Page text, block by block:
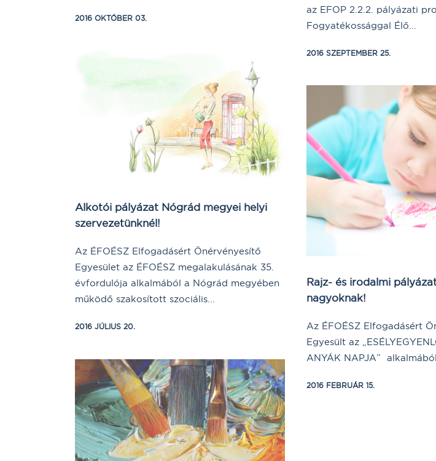
2016 OKTÓBER 03.
az EFOP 2.2.2. pályázati
Fogyatékossággal Élő...
2016 SZEPTEMBER 25.
Alkotói pályázat Nógrád megyei helyi
szervezetünknél!
Az ÉFOÉSZ Elfogadásért Önérvényesítő
Egyesület az ÉFOÉSZ megalakulásának 35.
évfordulója alkalmából a Nógrád megyében
működő szakosított szociális...
2016 JÚLIUS 20.
Rajz- és irodalmi
nagyoknak!
Az ÉFOÉSZ Elfogadásért
Egyesült az
ANYÁK NAPJA”
2016 FEBRUÁR 15.